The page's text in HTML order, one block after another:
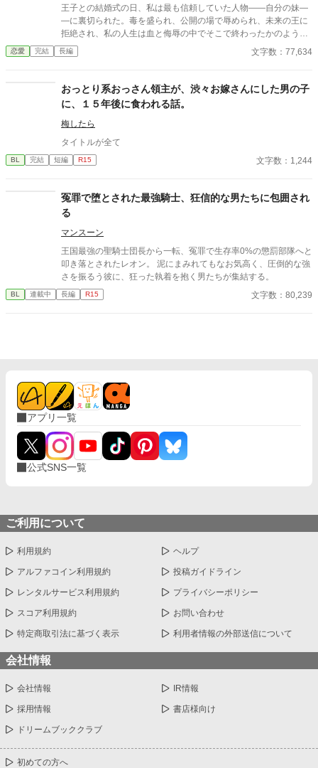
王子との結婚式の日、私は最も信頼していた人物――自分の妹―
―に裏切られた。毒を盛られ、公開の場で辱められ、未来の王に
拒絶され、私の人生は血と侮辱の中でそこで終わったかのように
思えた。しかし、死が私を迎えたとき、不可能なことが起きた―
―私は同じ回廊で、祭壇の前で目を覚まし、あらゆる涙、嘘、そ
得た私は、ただ一つの使命を持つ――真実を突き止め、奪われた
ものを取り戻し、私を破滅させた者たちにその代償を払わせる。
もはや、何も以前のままではない。何も許されない。
恋愛 完結 長編 文字数：77,634
おっとり系おっさん領主が、渋々お嫁さんにした男の子
に、１５年後に食われる話。
梅したら
タイトルが全て
BL 完結 短編 R15 文字数：1,244
冤罪で堕とされた最強騎士、狂信的な男たちに包囲され
る
マンスーン
​王国最強の聖騎士団長から一転、冤罪で生存率0%の懲罰部隊へと
叩き落とされたレオン。 泥にまみれてもなお気高く、圧倒的な強
さを振るう彼に、狂った執着を抱く男たちが集結する。
BL 連載中 長編 R15 文字数：80,239
アプリ一覧
公式SNS一覧
ご利用について
利用規約 ヘルプ
アルファコイン利用規約 投稿ガイドライン
レンタルサービス利用規約 プライバシーポリシー
スコア利用規約 お問い合わせ
特定商取引法に基づく表示 利用者情報の外部送信について
会社情報
会社情報 IR情報
採用情報 書店様向け
ドリームブッククラブ
初めての方へ